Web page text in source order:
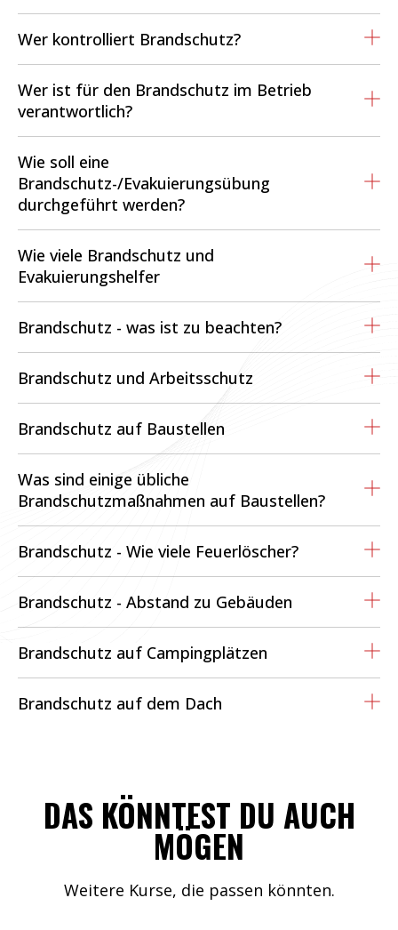
Wer kontrolliert Brandschutz?
Wer ist für den Brandschutz im Betrieb
verantwortlich?
Wie soll eine
Brandschutz-/Evakuierungsübung
durchgeführt werden?
Wie viele Brandschutz und
Evakuierungshelfer
Brandschutz - was ist zu beachten?
Brandschutz und Arbeitsschutz
Brandschutz auf Baustellen
Was sind einige übliche
Brandschutzmaßnahmen auf Baustellen?
Brandschutz - Wie viele Feuerlöscher?
Brandschutz - Abstand zu Gebäuden
Brandschutz auf Campingplätzen
Brandschutz auf dem Dach
DAS KÖNNTEST DU AUCH
MÖGEN
Weitere Kurse, die passen könnten.